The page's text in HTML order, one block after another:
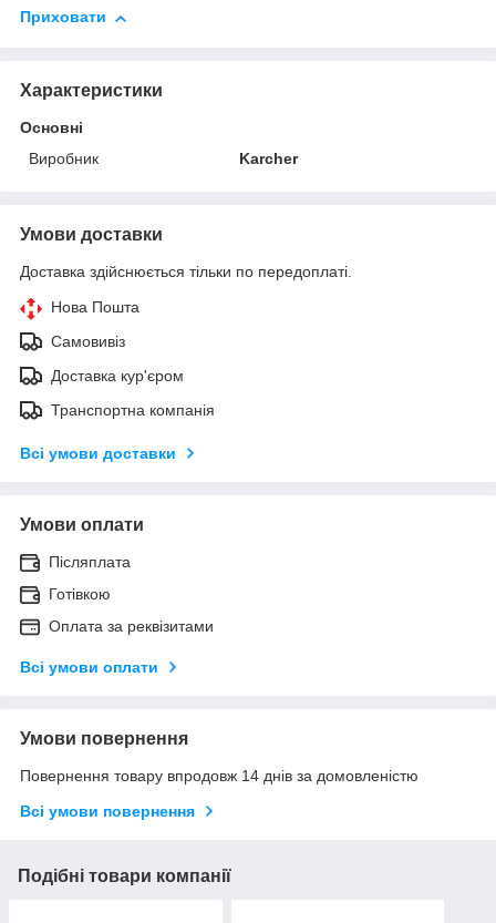
Приховати
Характеристики
Основні
Виробник
Karcher
Умови доставки
Доставка здійснюється тільки по передоплаті.
Нова Пошта
Самовивіз
Доставка кур'єром
Транспортна компанія
Всі умови доставки
Умови оплати
Післяплата
Готівкою
Оплата за реквізитами
Всі умови оплати
Умови повернення
Повернення товару впродовж 14 днів за домовленістю
Всі умови повернення
Подібні товари компанії